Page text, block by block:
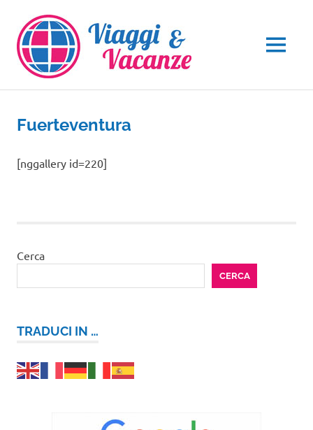
contenuto
MENU
Fuerteventura
[nggallery id=220]
Cerca
CERCA
TRADUCI IN …